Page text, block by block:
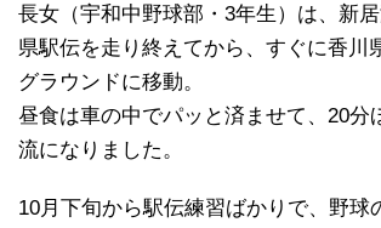
長女（宇和中野球部・3年生）は、新
県駅伝を走り終えてから、すぐに香川
グラウンドに移動。
昼食は車の中でパッと済ませて、20分
流になりました。
10月下旬から駅伝練習ばかりで、野球